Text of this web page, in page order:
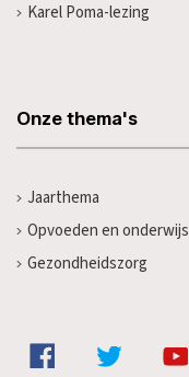
Karel Poma-lezing
Onze thema's
Jaarthema
Opvoeden en onderwijs
Gezondheidszorg